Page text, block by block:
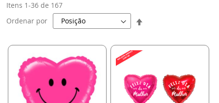
Itens 1-36 de 167
Ordenar por